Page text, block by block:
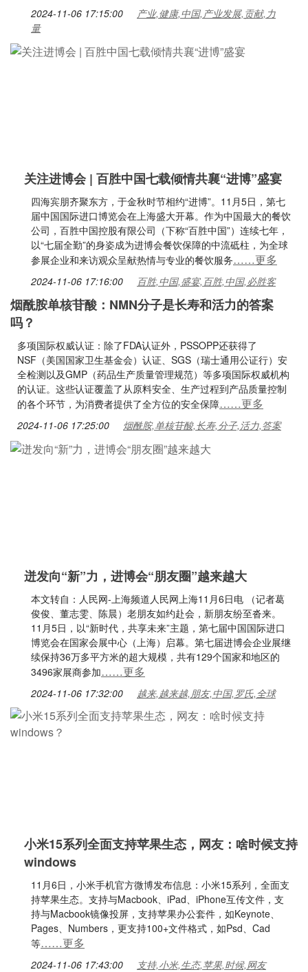
2024-11-06 17:15:00
产业,健康,中国,产业发展,贡献,力
量
关注进博会 | 百胜中国七载倾情共襄“进博”盛宴
四海宾朋齐聚东方，于金秋时节相约“进博”。11月5日，第七
届中国国际进口博览会在上海盛大开幕。作为中国最大的餐饮
公司，百胜中国控股有限公司（下称“百胜中国”）连续七年，
以“七届全勤”的身姿成为进博会餐饮保障的中流砥柱，为全球
参展企业和来访观众呈献热情与专业的餐饮服务……更多
2024-11-06 17:16:00 百胜,中国,盛宴,百胜,中国,必胜客
烟酰胺单核苷酸：NMN分子是长寿和活力的答案
吗？
多项国际权威认证：除了FDA认证外，PSSOPP还获得了
NSF（美国国家卫生基金会）认证、SGS（瑞士通用公证行）安
全检测以及GMP（药品生产质量管理规范）等多项国际权威机构
的认证。这些认证覆盖了从原料安全、生产过程到产品质量控制
的各个环节，为消费者提供了全方位的安全保障……更多
2024-11-06 17:25:00 烟酰胺,单核苷酸,长寿,分子,活力,答案
迸发向“新”力，进博会“朋友圈”越来越大
本文转自：人民网-上海频道人民网上海11月6日电 （记者葛
俊俊、董志雯、陈晨）老朋友如约赴会，新朋友纷至沓来。
11月5日，以“新时代，共享未来”主题，第七届中国国际进口
博览会在国家会展中心（上海）启幕。第七届进博会企业展继
续保持36万多平方米的超大规模，共有129个国家和地区的
3496家展商参加……更多
2024-11-06 17:32:00 越来,越来越,朋友,中国,罗氏,全球
小米15系列全面支持苹果生态，网友：啥时候支持
windows
11月6日，小米手机官方微博发布信息：小米15系列，全面支
持苹果生态。支持与Macbook、iPad、iPhone互传文件，支
持与Macbook镜像投屏，支持苹果办公套件，如Keynote、
Pages、Numbers，更支持100+文件格式，如Psd、Cad
等……更多
2024-11-06 17:43:00 支持,小米,生态,苹果,时候,网友